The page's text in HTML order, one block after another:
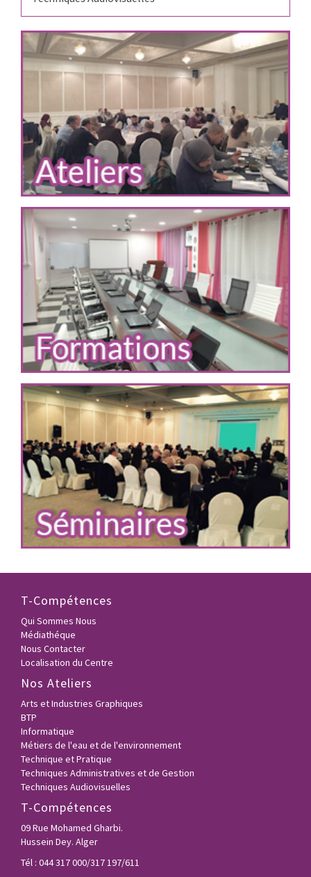
T-Compétences
Qui Sommes Nous
Médiathéque
Nous Contacter
Localisation du Centre
Nos Ateliers
Arts et Industries Graphiques
BTP
Informatique
Métiers de l'eau et de l'environnement
Technique et Pratique
Techniques Administratives et de Gestion
Techniques Audiovisuelles
T-Compétences
09 Rue Mohamed Gharbi.
Hussein Dey. Alger
Tél : 044 317 000/317 197/611